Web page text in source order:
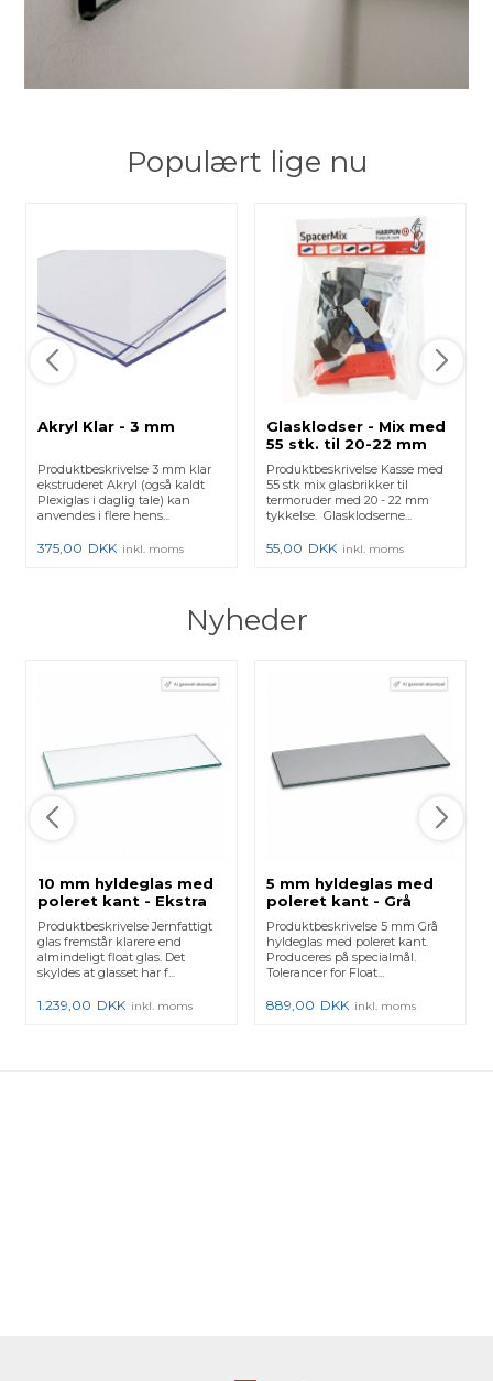
Populært lige nu
Akryl Klar - 3 mm
Produktbeskrivelse 3 mm klar
ekstruderet Akryl (også kaldt
Plexiglas i daglig tale) kan
anvendes i flere hens...
375,00 DKK inkl. moms
Glasklodser - Mix med
55 stk. til 20-22 mm
glas
Produktbeskrivelse Kasse med
55 stk mix glasbrikker til
termoruder med 20 - 22 mm
tykkelse. Glasklodserne...
55,00 DKK inkl. moms
Nyheder
10 mm hyldeglas med
poleret kant - Ekstra
klart/jernfattigt
Produktbeskrivelse Jernfattigt
glas fremstår klarere end
almindeligt float glas. Det
skyldes at glasset har f...
1.239,00 DKK inkl. moms
5 mm hyldeglas med
poleret kant - Grå
Produktbeskrivelse 5 mm Grå
hyldeglas med poleret kant.
Produceres på specialmål.
Tolerancer for Float...
889,00 DKK inkl. moms